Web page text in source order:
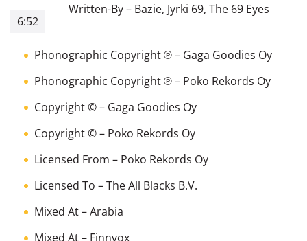
Written-By– Bazie, Jyrki 69, The 69 Eyes
6:52
Phonographic Copyright ℗– Gaga Goodies Oy
Phonographic Copyright ℗– Poko Rekords Oy
Copyright ©– Gaga Goodies Oy
Copyright ©– Poko Rekords Oy
Licensed From – Poko Rekords Oy
Licensed To – The All Blacks B.V.
Mixed At– Arabia
Mixed At– Finnvox